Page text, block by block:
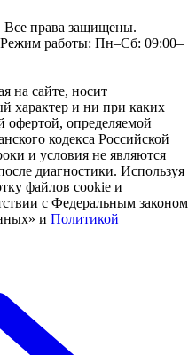
права защищены.
работы: Пн–Сб: 09:00–
на сайте, носит
характер и ни при каких
офертой, определяемой
кодекса Российской
и условия не являются
диагностики. Используя
файлов cookie и
с Федеральным законом
и Политикой